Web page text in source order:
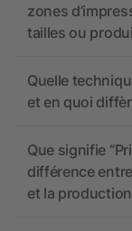
zones
tailles ou
Quelle
et en quoi
Que signifie
différence
et la